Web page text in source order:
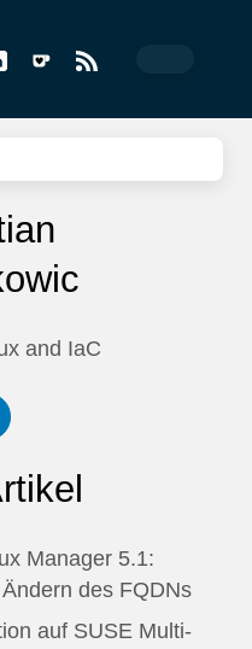
and IaC
Manager 5.1:
des FQDNs
auf SUSE Multi-